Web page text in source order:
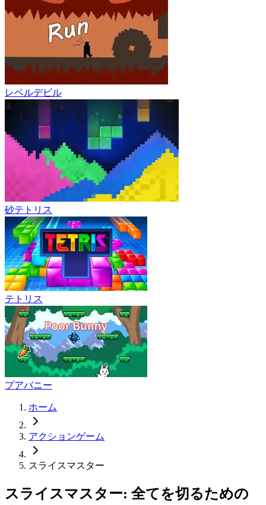
レベルデビル
砂テトリス
テトリス
プアバニー
ホーム
アクションゲーム
スライスマスター
スライスマスター: 全てを切るための